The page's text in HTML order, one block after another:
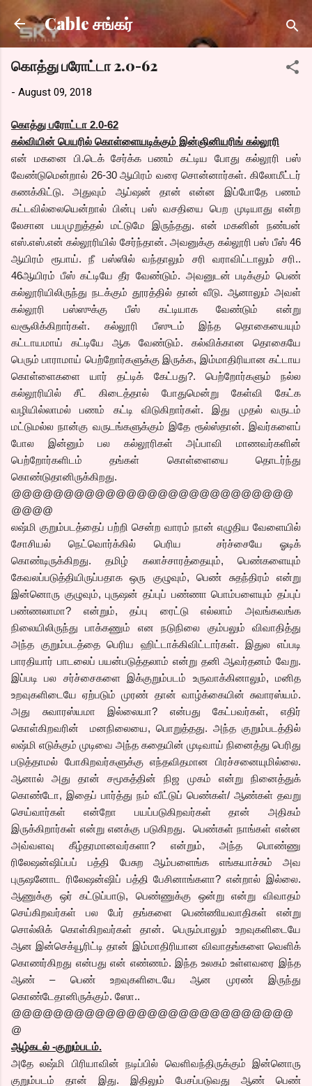
Skip to main content
Cable சங்கர்
கொத்து பரோட்டா 2.0-62
- August 09, 2018
கொத்து பரோட்டா 2.0-62
கல்வியின் பெயரில் கொள்ளையடிக்கும் இன்ஞினியரிங் கல்லூரி
என் மகனை பி.டெக் சேர்க்க பணம் கட்டிய போது கல்லூரி பஸ்
வேண்டுமென்றால் 26-30 ஆயிரம் வரை சொன்னார்கள். கிலோமீட்டர்
கணக்கிட்டு. அதுவும் ஆப்ஷன் தான் என்ன இப்போதே பணம்
கட்டவில்லையென்றால் பின்பு பஸ் வசதியை பெற முடியாது என்ற
லேசான பயமுறுத்தல் மட்டுமே இருந்தது. என் மகனின் நண்பன்
எஸ்.எஸ்.என் கல்லூரியில் சேர்ந்தான். அவனுக்கு கல்லூரி பஸ் பீஸ் 46
ஆயிரம் ரூபாய். நீ பஸ்ஸில் வந்தாலும் சரி வராவிட்டாலும் சரி..
46ஆயிரம் பீஸ் கட்டியே தீர வேண்டும். அவனுடன் படிக்கும் பெண்
கல்லூரியிலிருந்து நடக்கும் தூரத்தில் தான் வீடு. ஆனாலும் அவள்
கல்லூரி பஸ்ஸுக்கு பீஸ் கட்டியாக வேண்டும் என்று
வசூலிக்கிறார்கள். கல்லூரி பீஸுடம் இந்த தொகையையும்
கட்டாயமாய் கட்டியே ஆக வேண்டும். கல்விக்கான தொகையே
பெரும் பாராமாய் பெற்றோர்களுக்கு இருக்க, இம்மாதிரியான கட்டாய
கொள்ளைகளை யார் தட்டிக் கேட்பது?. பெற்றோர்களும் நல்ல
கல்லூரியில் சீட் கிடைத்தால் போதுமென்று கேள்வி கேட்க
வழியில்லாமல் பணம் கட்டி விடுகிறார்கள். இது முதல் வருடம்
மட்டுமல்ல நான்கு வருடங்களுக்கும் இதே ரூல்ஸ்தான். இவர்களைப்
போல இன்னும் பல கல்லூரிகள் அப்பாவி மாணவர்களின்
பெற்றோர்களிடம் தங்கள் கொள்ளையை தொடர்ந்து
கொண்டுதானிருக்கிறது.
@@@@@@@@@@@@@@@@@@@@@@@@@@@
@@@@
லஷ்மி குறும்படத்தைப் பற்றி சென்ற வாரம் நான் எழுதிய வேளையில்
சோசியல் நெட்வொர்க்கில் பெரிய சர்ச்சையே ஓடிக்
கொண்டிருக்கிறது. தமிழ் கலாச்சாரத்தையும், பெண்களையும்
கேவலப்படுத்தியிருப்பதாக ஒரு குழுவும், பெண் சுதந்திரம் என்று
இன்னொரு குழுவும், புருஷன் தப்புப் பண்ணா பொம்பளையும் தப்புப்
பண்ணலாமா? என்றும், தப்பு ரைட்டு எல்லாம் அவங்கவங்க
நிலையிலிருந்து பாக்கணும் என நடுநிலை கும்பலும் விவாதித்து
அந்த குறும்படத்தை பெரிய ஹிட்டாக்கிவிட்டார்கள். இதுல எப்படி
பாரதியார் பாடலைப் பயன்படுத்தலாம் என்று தனி ஆவர்தனம் வேறு.
இப்படி பல சர்ச்சைகளை இக்குறும்படம் உருவாக்கினாலும், மனித
உறவுகளிடையே ஏற்படும் முரண் தான் வாழ்க்கையின் சுவாரஸ்யம்.
அது சுவாரஸ்யமா இல்லையா? என்பது கேட்பவர்கள், எதிர்
கொள்கிறவரின் மனநிலையை, பொறுத்தது. அந்த குறும்படத்தில்
லஷ்மி எடுக்கும் முடிவை அந்த கதையின் முடிவாய் நினைத்து பெரிது
படுத்தாமல் போகிறவர்களுக்கு எந்தவிதமான பிரச்சனையுமில்லை.
ஆனால் அது தான் சமூகத்தின் நிஜ முகம் என்று நினைத்துக்
கொண்டோ, இதைப் பார்த்து நம் வீட்டுப் பெண்கள்/ ஆண்கள் தவறு
செய்வார்கள் என்றோ பயப்படுகிறவர்கள் தான் அதிகம்
இருக்கிறார்கள் என்று எனக்கு படுகிறது. பெண்கள் நாங்கள் என்ன
அவ்வளவு கீழ்தரமானவர்களா? என்றும், அந்த பொண்ணு
ரிலேஷன்ஷிப்பப் பத்தி பேசுற ஆம்பளைங்க எங்கயாச்சும் அவ
புருஷனோட ரிலேஷன்ஷிப் பத்தி பேசினாங்களா? என்றால் இல்லை.
ஆணுக்கு ஒர் கட்டுப்பாடு, பெண்ணுக்கு ஒன்று என்று விவாதம்
செய்கிறவர்கள் பல பேர் தங்களை பெண்ணியவாதிகள் என்று
சொல்லிக் கொள்கிறவர்கள் தான். பெரும்பாலும் உறவுகளிடையே
ஆன இன்செக்யூரிட்டி தான் இம்மாதிரியான விவாதங்களை வெளிக்
கொணர்கிறது என்பது என் எண்ணம். இந்த உலகம் உள்ளவரை இந்த
ஆண் – பெண் உறவுகளிடையே ஆன முரண் இருந்து
கொண்டேதானிருக்கும். ஸோ..
@@@@@@@@@@@@@@@@@@@@@@@@@@@
@
ஆழ்கடல் -குறும்படம்.
அதே லஷ்மி பிரியாவின் நடிப்பில் வெளிவந்திருக்கும் இன்னொரு
குறும்படம் தான் இது. இதிலும் பேசப்படுவது ஆண் பெண்